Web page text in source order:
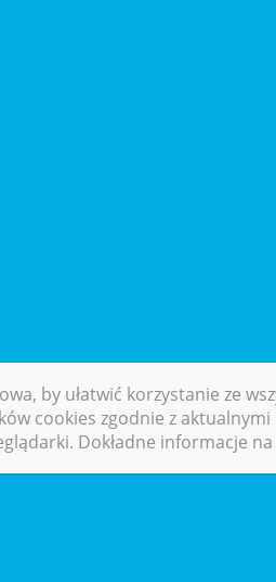
by ułatwić korzystanie ze
cookies zgodnie z
Dokładne informacje